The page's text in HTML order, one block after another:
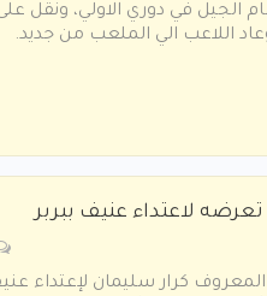
الجيل في دوري الاولي، ونقل
اللاعب الي الملعب من جديد.
لاعتداء عنيف ببربر
كرار سليمان لإعتداء